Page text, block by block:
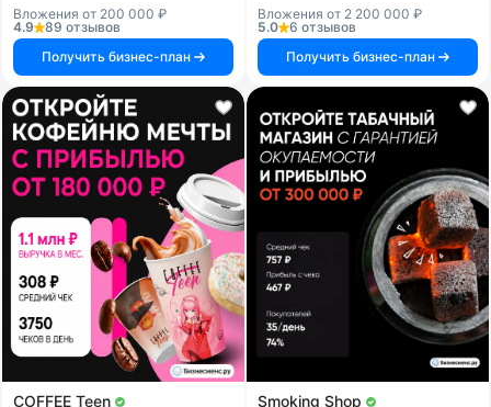
Вложения от 200 000 ₽
4.9
89 отзывов
Получить бизнес-план
Вложения от 2 200 000 ₽
5.0
6 отзывов
Получить бизнес-план
COFFEE Teen Smoking Shop